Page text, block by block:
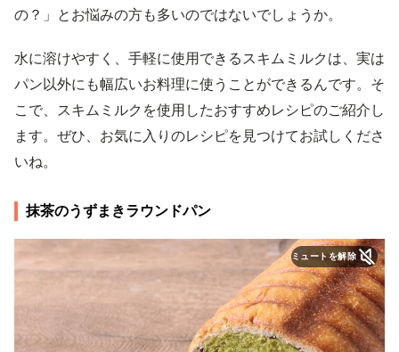
の？」とお悩みの方も多いのではないでしょうか。
水に溶けやすく、手軽に使用できるスキムミルクは、実は
パン以外にも幅広いお料理に使うことができるんです。そ
こで、スキムミルクを使用したおすすめレシピのご紹介し
ます。ぜひ、お気に入りのレシピを見つけてお試しくださ
いね。
抹茶のうずまきラウンドパン
ミュートを解除